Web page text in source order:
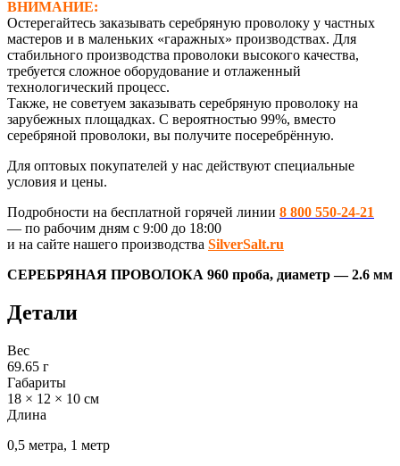
ВНИМАНИЕ:
Остерегайтесь заказывать серебряную проволоку у частных
мастеров и в маленьких «гаражных» производствах. Для
стабильного производства проволоки высокого качества,
требуется сложное оборудование и отлаженный
технологический процесс.
Также, не советуем заказывать серебряную проволоку на
зарубежных площадках. С вероятностью 99%, вместо
серебряной проволоки, вы получите посеребрённую.
Для оптовых покупателей у нас действуют специальные
условия и цены.
Подробности на бесплатной горячей линии 8 800 550-24-21
— по рабочим дням с 9:00 до 18:00
и на сайте нашего производства SilverSalt.ru
СЕРЕБРЯНАЯ ПРОВОЛОКА 960 проба, диаметр — 2.6 мм
Детали
Вес
69.65 г
Габариты
18 × 12 × 10 см
Длина
0,5 метра, 1 метр